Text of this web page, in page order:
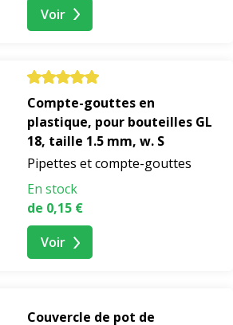
Voir
Compte-gouttes en
plastique, pour bouteilles GL
18, taille 1.5 mm, w. S
Pipettes et compte-gouttes
En stock
de 0,15 €
Voir
Couvercle de pot de